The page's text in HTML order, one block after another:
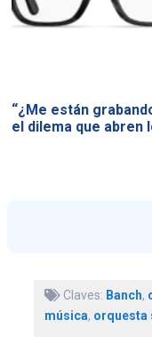
“¿Me están
el dilema que abren
Claves: Banch,
música, orquesta